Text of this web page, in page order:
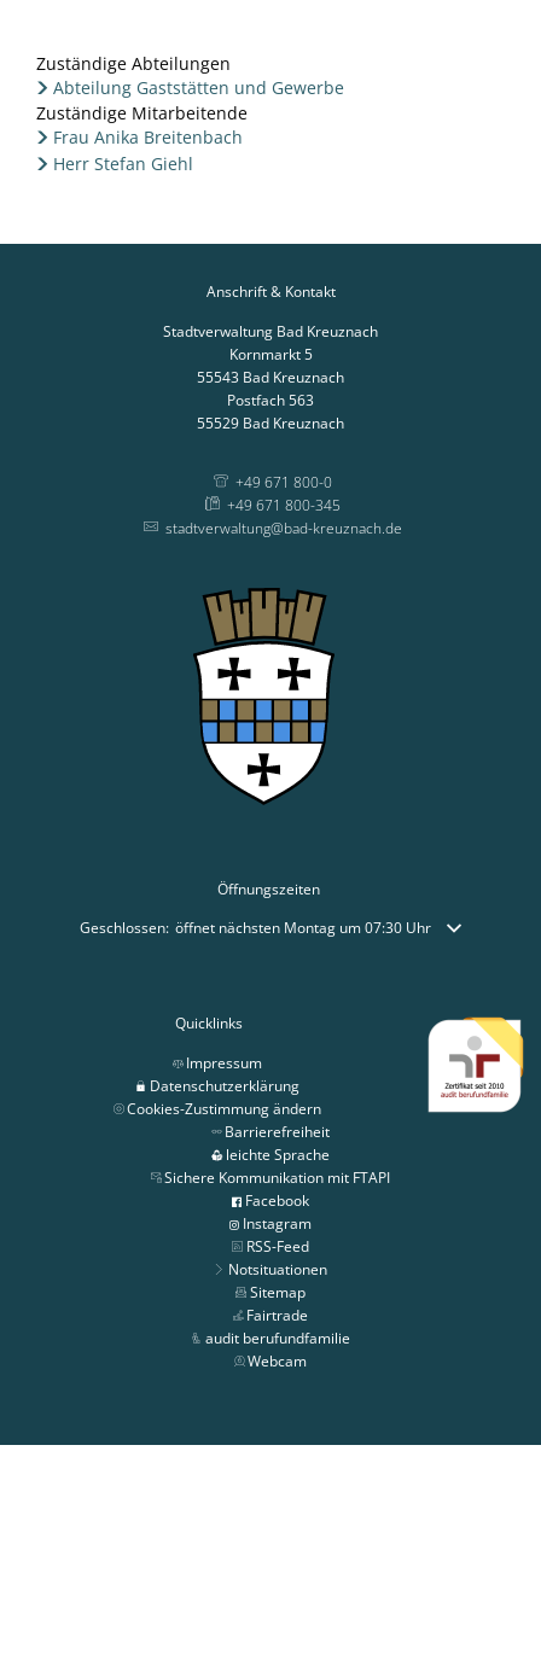
Zuständige Abteilungen
Abteilung Gaststätten und Gewerbe
Zuständige Mitarbeitende
Frau Anika Breitenbach
Herr Stefan Giehl
Anschrift & Kontakt
Stadtverwaltung Bad Kreuznach
Kornmarkt 5
55543 Bad Kreuznach
Postfach 563
55529 Bad Kreuznach
+49 671 800-0
+49 671 800-345
stadtverwaltung@bad-kreuznach.de
Öffnungszeiten
Klicken, um weitere Öffnungs- oder Schließzeiten auszublenden
Geschlossen: öffnet nächsten Montag um 07:30 Uhr
Quicklinks
Impressum
Datenschutzerklärung
Cookies-Zustimmung ändern
Barrierefreiheit
leichte Sprache
Sichere Kommunikation mit FTAPI
Facebook
Instagram
RSS-Feed
Notsituationen
Sitemap
Fairtrade
audit berufundfamilie
Webcam